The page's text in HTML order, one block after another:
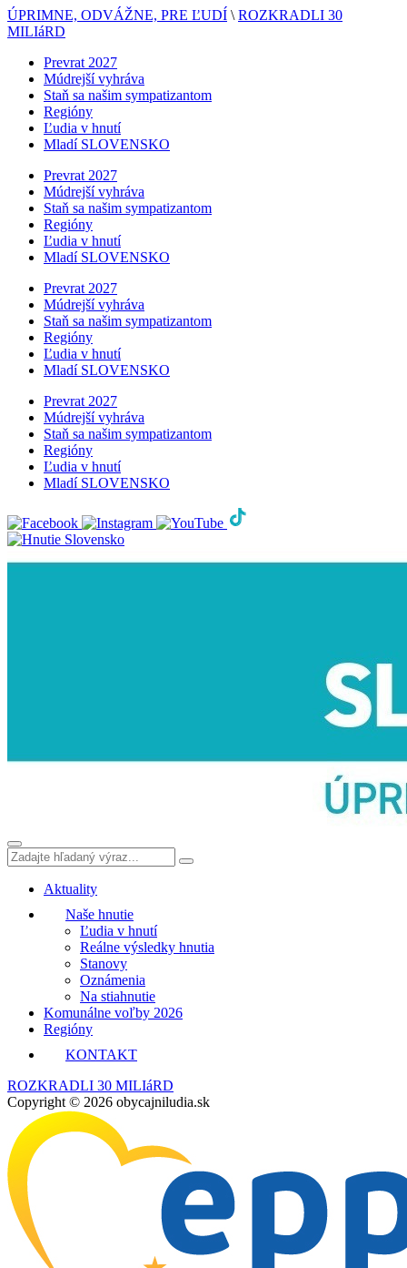
ÚPRIMNE, ODVÁŽNE, PRE ĽUDÍ \ ROZKRADLI 30
MILIáRD
Prevrat 2027
Múdrejší vyhráva
Staň sa našim sympatizantom
Regióny
Ľudia v hnutí
Mladí SLOVENSKO
Prevrat 2027
Múdrejší vyhráva
Staň sa našim sympatizantom
Regióny
Ľudia v hnutí
Mladí SLOVENSKO
Prevrat 2027
Múdrejší vyhráva
Staň sa našim sympatizantom
Regióny
Ľudia v hnutí
Mladí SLOVENSKO
Prevrat 2027
Múdrejší vyhráva
Staň sa našim sympatizantom
Regióny
Ľudia v hnutí
Mladí SLOVENSKO
Aktuality
Naše hnutie
Ľudia v hnutí
Reálne výsledky hnutia
Stanovy
Oznámenia
Na stiahnutie
Komunálne voľby 2026
Regióny
KONTAKT
ROZKRADLI 30 MILIáRD
Copyright © 2026 obycajniludia.sk